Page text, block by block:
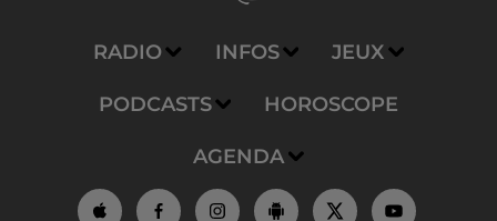
RADIO INFOS JEUX
PODCASTS HOROSCOPE
AGENDA